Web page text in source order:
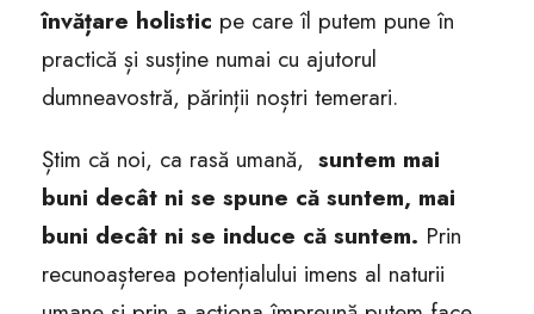
învățare holistic pe care îl putem pune în
practică și susține numai cu ajutorul
dumneavostră, părinții noștri temerari.
Știm că noi, ca rasă umană, suntem mai
buni decât ni se spune că suntem, mai
buni decât ni se induce că suntem. Prin
recunoașterea potențialului imens al naturii